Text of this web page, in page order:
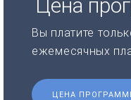
Цена
Вы платите
ежемесячных
ЦЕНА